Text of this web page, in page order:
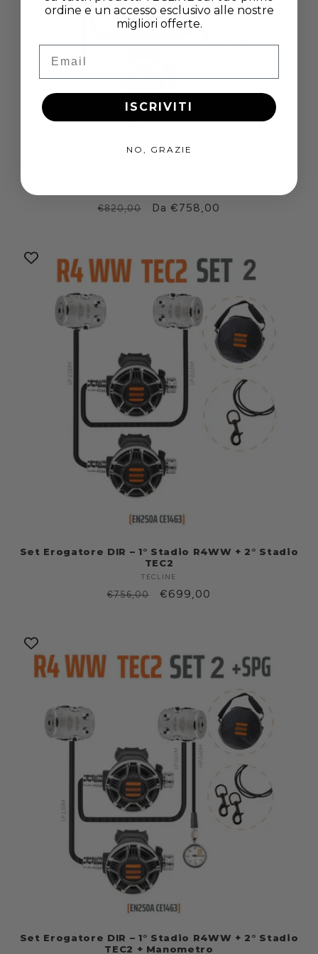
Produttore:
Prezzo
€820,00
Prezzo
Da €758,00
Set Erogatore DIR – 1° Stadio R4WW + 2° Stadio
TEC2
Produttore:
TECLINE
Prezzo
€756,00
Prezzo
€699,00
Set Erogatore DIR – 1° Stadio R4WW + 2° Stadio
TEC2 + Manometro
ordine e un accesso esclusivo alle nostre
migliori offerte.
ISCRIVITI
NO, GRAZIE